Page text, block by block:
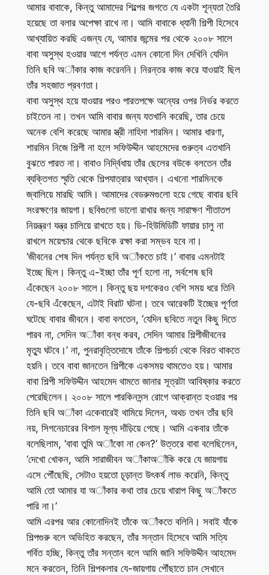
আমার বাবাকে, কিন্তু আমাদের শিল্পের জগতে যে একটা শূন্যতা তৈরি
হয়েছে তা বলার অপেক্ষা রাখে না। আমি বাবাকে ধ্যানী শিল্পী হিসেবে
আখ্যায়িত করছি এজন্য যে, আমার জন্মের পর থেকে ২০০৮ সালে
বাবা অসুস্থ হওয়ার আগে পর্যন্ত এমন কোনো দিন দেখিনি যেদিন
তিনি ছবি অাঁকার কাজ করেননি। নিরন্তর কাজ করে যাওয়াই ছিল
তাঁর সহজাত প্রবণতা।
বাবা অসুস্থ হয়ে যাওয়ার পরও পারতপক্ষে অন্যের ওপর নির্ভর করতে
চাইতেন না। তখন আমি বাবার জন্য যতখানি করেছি, তার চেয়ে
অনেক বেশি করেছে আমার স্ত্রী নাহিদা শারমিন। আমার ধারণা,
শারমিন নিজে শিল্পী না হলে সফিউদ্দীন আহমেদের গুরুত্ব এতখানি
বুঝতে পারত না। বাবাও নির্দ্বিধায় তাঁর ছেলের বউকে বলতেন তাঁর
ব্যক্তিগত স্মৃতি থেকে শিল্পযাত্রার আখ্যান। এখনো শারমিনকে
জ্বালিয়ে মারছি আমি। আমাদের বেডরুমগুলো হয়ে গেছে বাবার ছবি
সংরক্ষণের জায়গা। ছবিগুলো ভালো রাখার জন্য সারাক্ষণ শীতাতপ
নিয়ন্ত্রণ যন্ত্র চালিয়ে রাখতে হয়। ডি-হিউমিডিটি ফায়ার চালু না
রাখলে ময়েশ্চার থেকে ছবিকে রক্ষা করা সম্ভব হবে না।
‘জীবনের শেষ দিন পর্যন্ত ছবি অাঁকতে চাই।’ বাবার এমনটাই
ইচ্ছে ছিল। কিন্তু এ-ইচ্ছা তাঁর পূর্ণ হলো না, সর্বশেষ ছবি
এঁকেছেন ২০০৮ সালে। কিন্তু ছয় দশকেরও বেশি সময় ধরে তিনি
যে-ছবি এঁকেছেন, এটাই বিরাট ঘটনা। তবে আরেকটি ইচ্ছের পূর্ণতা
ঘটেছে বাবার জীবনে। বাবা বলতেন, ‘যেদিন ছবিতে নতুন কিছু দিতে
পারব না, সেদিন অাঁকা বন্ধ করব, সেদিন আমার শিল্পীজীবনের
মৃত্যু ঘটবে।’ না, পুনরাবৃত্তিদোষে তাঁকে শিল্পচর্চা থেকে বিরত থাকতে
হয়নি। তবে বাবা জানতেন শিল্পীকে একসময় থামতেও হয়। আমার
বাবা শিল্পী সফিউদ্দীন আহমেদ থামতে জানার সূত্রটা আবিষ্কার করতে
পেরেছিলেন। ২০০৮ সালে পারকিনসন্স রোগে আক্রান্ত হওয়ার পর
তিনি ছবি অাঁকা একেবারেই থামিয়ে দিলেন, অথচ তখন তাঁর ছবি
নয়, সিগনেচারের বিশাল মূল্য দাঁড়িয়ে গেছে। আমি একবার তাঁকে
বলেছিলাম, ‘বাবা তুমি অাঁকো না কেন?’ উত্তরে বাবা বলেছিলেন,
‘দেখো খোকন, আমি সারাজীবন অাঁকাঅাঁকি করে যে জায়গায়
এসে পৌঁছেছি, সেটাও হয়তো চূড়ান্ত উৎকর্ষ লাভ করেনি, কিন্তু
আমি তো আমার যা অাঁকার কথা তার চেয়ে খারাপ কিছু অাঁকতে
পারি না।’
আমি এরপর আর কোনোদিনই তাঁকে অাঁকতে বলিনি। সবাই যাঁকে
শিল্পগুরু বলে অভিহিত করছেন, তাঁর সন্তান হিসেবে আমি সত্যি
গর্বিত হচ্ছি, কিন্তু তাঁর সন্তান বলে আমি জানি সফিউদ্দীন আহমেদ
মনে করতেন, তিনি শিল্পকলার যে-জায়গায় পৌঁছাতে চান সেখানে